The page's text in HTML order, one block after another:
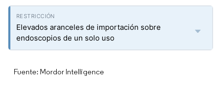
Elevados aranceles de importación sobre
endoscopios de un solo uso
Fuente: Mordor Intelligence